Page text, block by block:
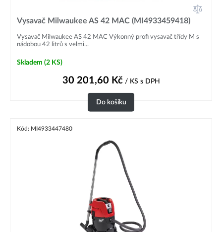
Vysavač Milwaukee AS 42 MAC (MI4933459418)
Vysavač Milwaukee AS 42 MAC Výkonný profi vysavač třídy M s
nádobou 42 litrů s velmi...
Skladem (2 KS)
30 201,60 Kč/ KS s DPH
Do košíku
Kód: MI4933447480